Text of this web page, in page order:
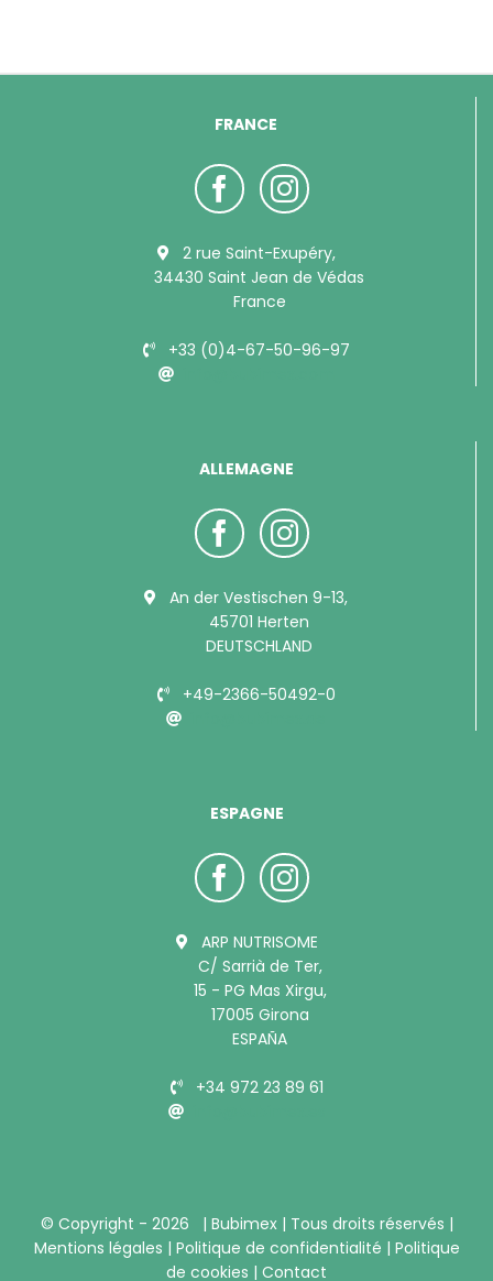
FRANCE
2 rue Saint-Exupéry,
34430 Saint Jean de Védas
France
+33 (0)4-67-50-96-97
ALLEMAGNE
An der Vestischen 9-13,
45701 Herten
DEUTSCHLAND
+49-2366-50492-0
ESPAGNE
ARP NUTRISOME
C/ Sarrià de Ter,
15 - PG Mas Xirgu,
17005 Girona
ESPAÑA
+34 972 23 89 61
© Copyright - 2026 | Bubimex | Tous droits réservés |
Mentions légales | Politique de confidentialité | Politique
de cookies | Contact